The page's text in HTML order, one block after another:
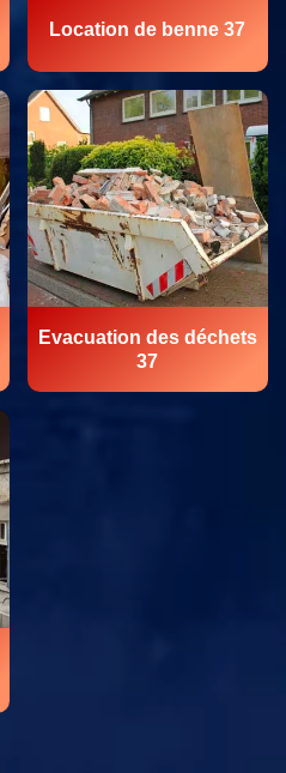
Location de benne 37
Evacuation des déchets
37